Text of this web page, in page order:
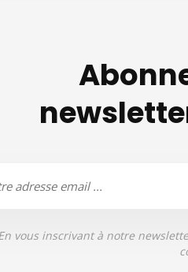
vous inscrivant à notre